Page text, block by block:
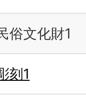
俗文化財1
刻1